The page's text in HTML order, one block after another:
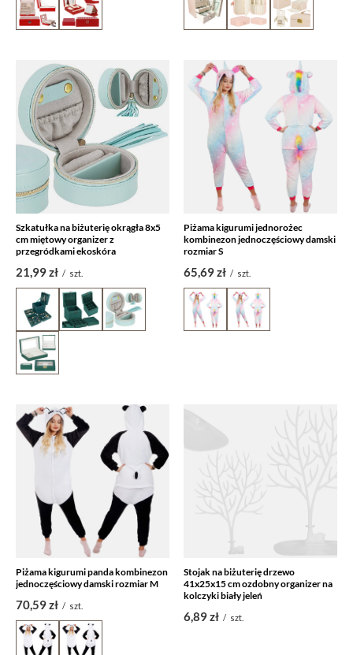
Szkatułka na biżuterię okrągła 8x5
cm miętowy organizer z
przegródkami ekoskóra
21,99 zł / szt.
Piżama kigurumi jednorożec
kombinezon jednoczęściowy damski
rozmiar S
65,69 zł / szt.
Piżama kigurumi panda kombinezon
jednoczęściowy damski rozmiar M
70,59 zł / szt.
Stojak na biżuterię drzewo
41x25x15 cm ozdobny organizer na
kolczyki biały jeleń
6,89 zł / szt.